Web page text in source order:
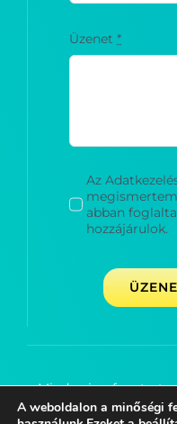
Üzenet*
Az
abban
hozzájárulok.
Minden jog
A weboldalon a minőségi